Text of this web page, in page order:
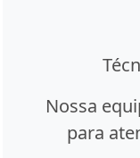
Nossa
para